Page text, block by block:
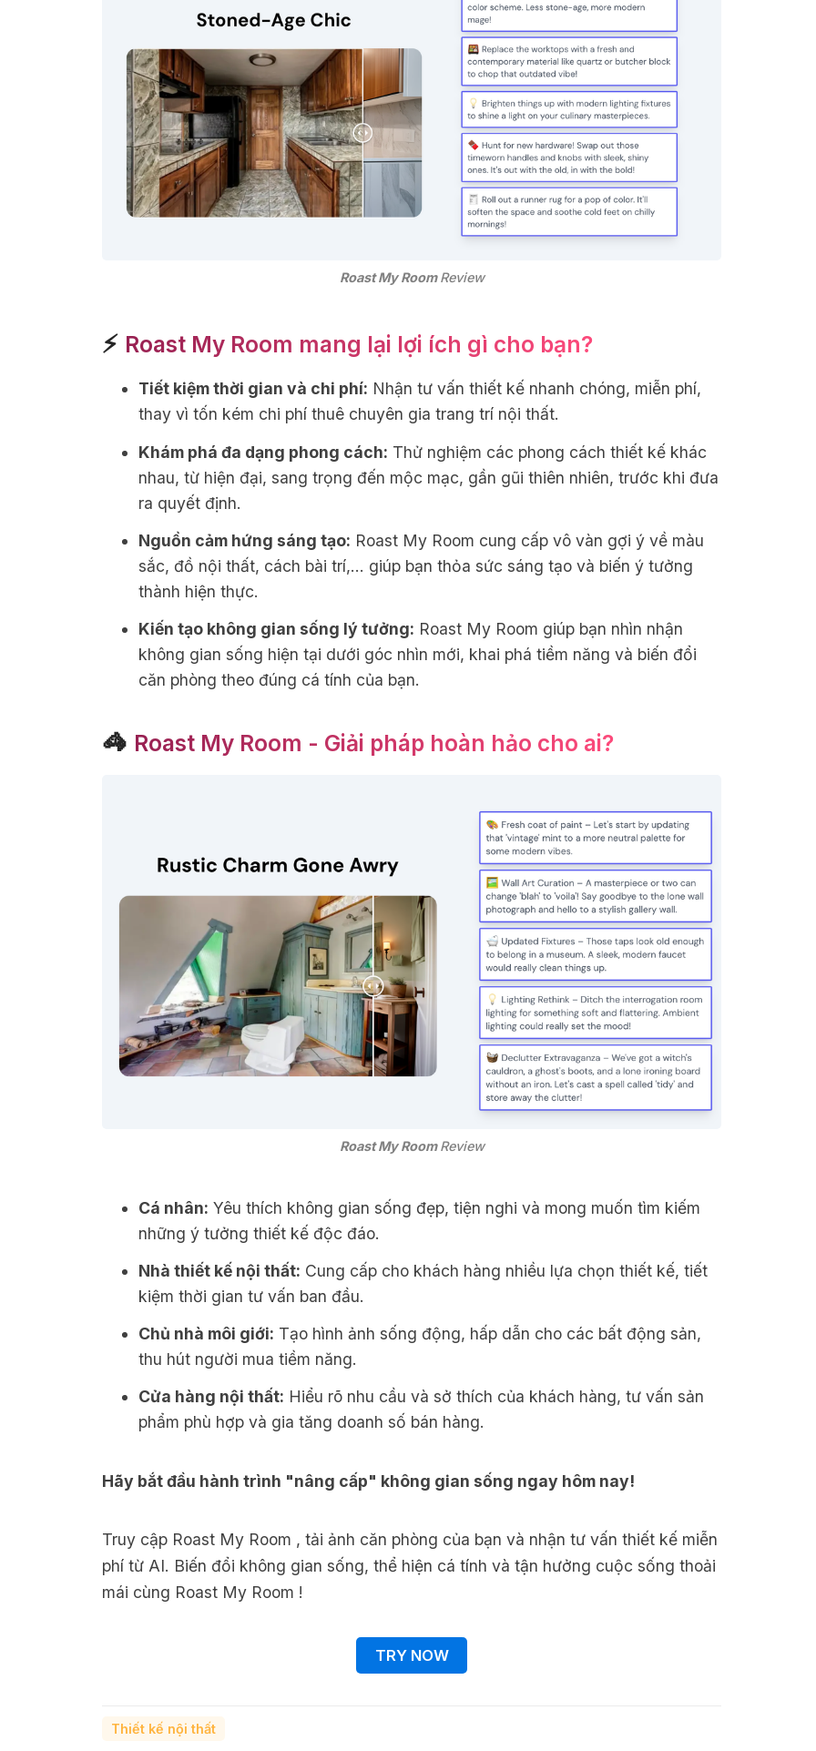
Roast My Room Review
⚡ Roast My Room mang lại lợi ích gì cho bạn?
Tiết kiệm thời gian và chi phí: Nhận tư vấn thiết kế nhanh chóng, miễn phí,
thay vì tốn kém chi phí thuê chuyên gia trang trí nội thất.
Khám phá đa dạng phong cách: Thử nghiệm các phong cách thiết kế khác
nhau, từ hiện đại, sang trọng đến mộc mạc, gần gũi thiên nhiên, trước khi đưa
ra quyết định.
Nguồn cảm hứng sáng tạo: Roast My Room cung cấp vô vàn gợi ý về màu
sắc, đồ nội thất, cách bài trí,... giúp bạn thỏa sức sáng tạo và biến ý tưởng
thành hiện thực.
Kiến tạo không gian sống lý tưởng: Roast My Room giúp bạn nhìn nhận
không gian sống hiện tại dưới góc nhìn mới, khai phá tiềm năng và biến đổi
căn phòng theo đúng cá tính của bạn.
🦓 Roast My Room - Giải pháp hoàn hảo cho ai?
Roast My Room Review
Cá nhân: Yêu thích không gian sống đẹp, tiện nghi và mong muốn tìm kiếm
những ý tưởng thiết kế độc đáo.
Nhà thiết kế nội thất: Cung cấp cho khách hàng nhiều lựa chọn thiết kế, tiết
kiệm thời gian tư vấn ban đầu.
Chủ nhà môi giới: Tạo hình ảnh sống động, hấp dẫn cho các bất động sản,
thu hút người mua tiềm năng.
Cửa hàng nội thất: Hiểu rõ nhu cầu và sở thích của khách hàng, tư vấn sản
phẩm phù hợp và gia tăng doanh số bán hàng.
Hãy bắt đầu hành trình "nâng cấp" không gian sống ngay hôm nay!
Truy cập Roast My Room , tải ảnh căn phòng của bạn và nhận tư vấn thiết kế miễn
phí từ AI. Biến đổi không gian sống, thể hiện cá tính và tận hưởng cuộc sống thoải
mái cùng Roast My Room !
TRY NOW
Thiết kế nội thất